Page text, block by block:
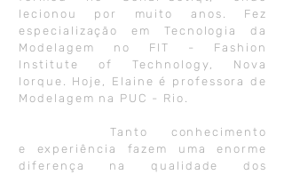
lecionou por muito anos. Fez
especialização em Tecnologia da
Modelagem no FIT - Fashion
Institute of Technology, Nova
Iorque. Hoje, Elaine é professora de
Modelagem na PUC - Rio.
Tanto conhecimento
e experiência fazem uma enorme
diferença na qualidade dos